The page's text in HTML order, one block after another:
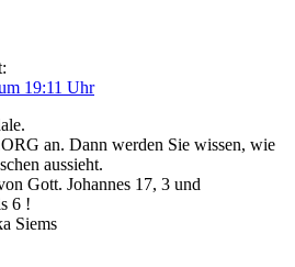
19:11 Uhr
an. Dann werden Sie wissen, wie
aussieht.
Gott. Johannes 17, 3 und
6 !
Siems